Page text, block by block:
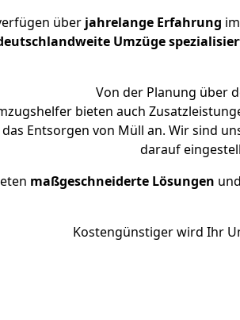
überjahrelange Erfahrung
Umzüge
Von der Planung über
bieten auch
Entsorgen von Müll an. Wir sind
darauf
maßgeschneiderte Lösungen
Kostengünstiger wird Ihr